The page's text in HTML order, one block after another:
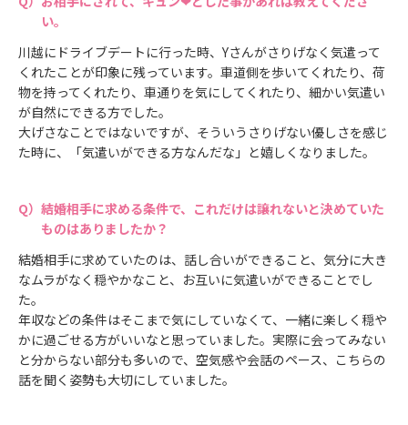
い。
川越にドライブデートに行った時、Yさんがさりげなく気遣って
くれたことが印象に残っています。車道側を歩いてくれたり、荷
物を持ってくれたり、車通りを気にしてくれたり、細かい気遣い
が自然にできる方でした。
大げさなことではないですが、そういうさりげない優しさを感じ
た時に、「気遣いができる方なんだな」と嬉しくなりました。
結婚相手に求める条件で、これだけは譲れないと決めていた
ものはありましたか？
結婚相手に求めていたのは、話し合いができること、気分に大き
なムラがなく穏やかなこと、お互いに気遣いができることでし
た。
年収などの条件はそこまで気にしていなくて、一緒に楽しく穏や
かに過ごせる方がいいなと思っていました。実際に会ってみない
と分からない部分も多いので、空気感や会話のペース、こちらの
話を聞く姿勢も大切にしていました。